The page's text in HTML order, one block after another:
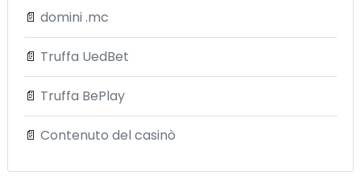
📄 domini .mc
📄 Truffa UedBet
📄 Truffa BePlay
📄 Contenuto del casinò